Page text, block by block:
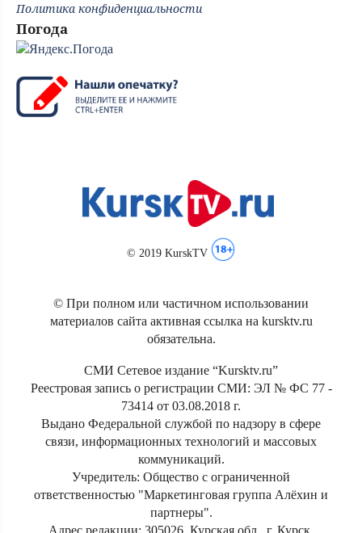
Политика конфиденциальности
Погода
© 2019 KurskTV
© При полном или частичном использовании
материалов сайта активная ссылка на kursktv.ru
обязательна.
СМИ Сетевое издание “Kursktv.ru”
Реестровая запись о регистрации СМИ: ЭЛ № ФС 77 -
73414 от 03.08.2018 г.
Выдано Федеральной службой по надзору в сфере
связи, информационных технологий и массовых
коммуникаций.
Учредитель: Общество с ограниченной
ответственностью "Маркетинговая группа Алёхин и
партнеры".